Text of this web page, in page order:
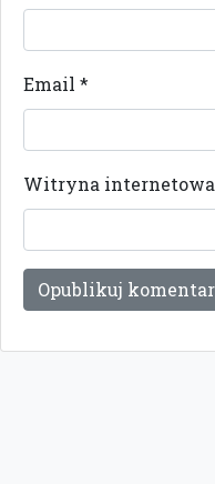
Email *
Witryna internetowa